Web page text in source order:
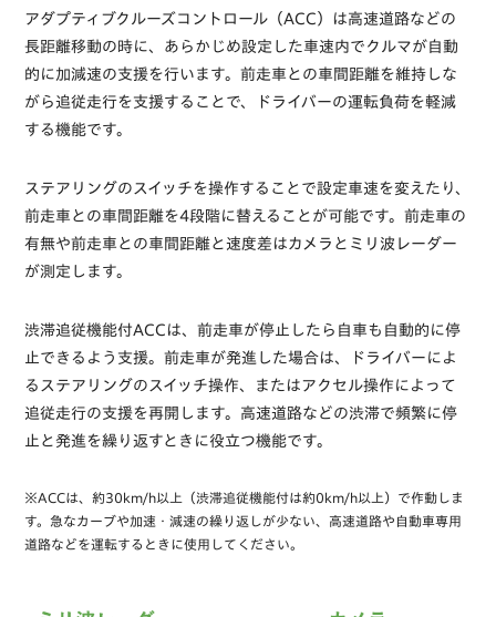
アダプティブクルーズコントロール（ACC）は高速道路などの
長距離移動の時に、あらかじめ設定した車速内でクルマが自動
的に加減速の支援を行います。前走車との車間距離を維持しな
がら追従走行を支援することで、ドライバーの運転負荷を軽減
する機能です。
ステアリングのスイッチを操作することで設定車速を変えたり、
前走車との車間距離を4段階に替えることが可能です。前走車の
有無や前走車との車間距離と速度差はカメラとミリ波レーダー
が測定します。
渋滞追従機能付ACCは、前走車が停止したら自車も自動的に停
止できるよう支援。前走車が発進した場合は、ドライバーによ
るステアリングのスイッチ操作、またはアクセル操作によって
追従走行の支援を再開します。高速道路などの渋滞で頻繁に停
止と発進を繰り返すときに役立つ機能です。
※ACCは、約30km/h以上（渋滞追従機能付は約0km/h以上）で作動しま
す。急なカーブや加速・減速の繰り返しが少ない、高速道路や自動車専用
道路などを運転するときに使用してください。